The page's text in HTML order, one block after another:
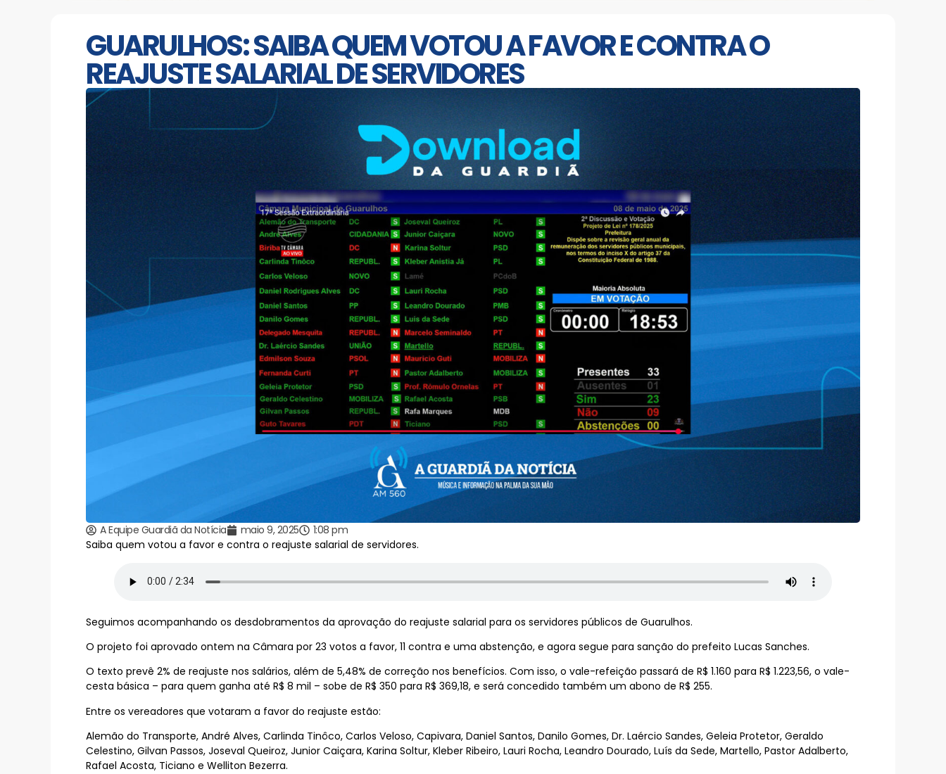
GUARULHOS: SAIBA QUEM VOTOU A FAVOR E CONTRA O
REAJUSTE SALARIAL DE SERVIDORES
A Equipe Guardiã da Notícia maio 9, 2025
1:08 pm
Saiba quem votou a favor e contra o reajuste salarial de servidores.
Seguimos acompanhando os desdobramentos da aprovação do reajuste salarial para os servidores públicos de Guarulhos.
O projeto foi aprovado ontem na Câmara por 23 votos a favor, 11 contra e uma abstenção, e agora segue para sanção do prefeito Lucas Sanches.
O texto prevê 2% de reajuste nos salários, além de 5,48% de correção nos benefícios. Com isso, o vale-refeição passará de R$ 1.160 para R$ 1.223,56, o vale-
cesta básica – para quem ganha até R$ 8 mil – sobe de R$ 350 para R$ 369,18, e será concedido também um abono de R$ 255.
Entre os vereadores que votaram a favor do reajuste estão:
Alemão do Transporte, André Alves, Carlinda Tinôco, Carlos Veloso, Capivara, Daniel Santos, Danilo Gomes, Dr. Laércio Sandes, Geleia Protetor, Geraldo
Celestino, Gilvan Passos, Joseval Queiroz, Junior Caiçara, Karina Soltur, Kleber Ribeiro, Lauri Rocha, Leandro Dourado, Luís da Sede, Martello, Pastor Adalberto,
Rafael Acosta, Ticiano e Welliton Bezerra.